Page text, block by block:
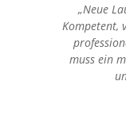
„Neue
Kompetent,
muss ein